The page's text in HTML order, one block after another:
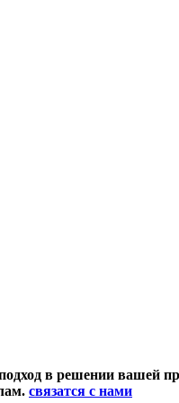
в решении вашей
связатся с нами